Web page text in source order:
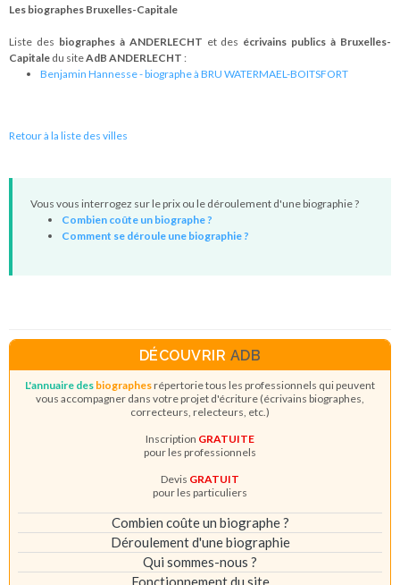
Les biographes Bruxelles-Capitale
Liste des biographes à ANDERLECHT et des écrivains publics à Bruxelles-
Capitale du siteAdB ANDERLECHT :
Benjamin Hannesse - biographe à BRU WATERMAEL-BOITSFORT
Retour à la liste des villes
Vous vous interrogez sur le prix ou le déroulement d'une biographie ?
Combien coûte un biographe ?
Comment se déroule une biographie ?
DÉCOUVRIR ADB
L'annuaire des biographesrépertorie tous les professionnels qui peuvent
vous accompagner dans votre projet d'écriture (écrivains biographes,
correcteurs, relecteurs, etc.)
Inscription GRATUITE
pour les professionnels
Devis GRATUIT
pour les particuliers
Combien coûte un biographe ?
Déroulement d'une biographie
Qui sommes-nous ?
Fonctionnement du site